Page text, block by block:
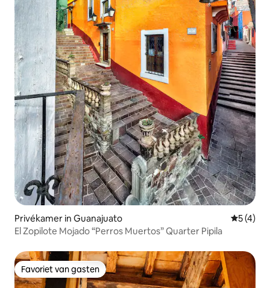
Privékamer in Guanajuato
5 (4)
El Zopilote Mojado “Perros Muertos” Quarter Pipila
Favoriet van gasten
Favoriet van gasten